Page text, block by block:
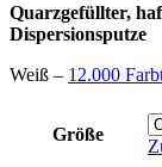
Quarzgefüllter,
Dispersionsputze
Weiß – 12.000
Größe